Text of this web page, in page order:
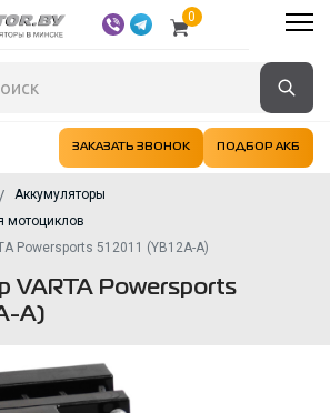
0
ЗАКАЗАТЬ ЗВОНОК ПОДБОР АКБ
Аккумуляторы
мотоциклов
Powersports 512011 (YB12A-A)
VARTA Powersports
A)